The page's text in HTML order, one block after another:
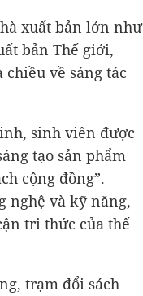
xuất bản lớn như
bản Thế giới,
về sáng tác
sinh viên được
tạo sản phẩm
cộng đồng”.
nghệ và kỹ năng,
tri thức của thế
trạm đổi sách